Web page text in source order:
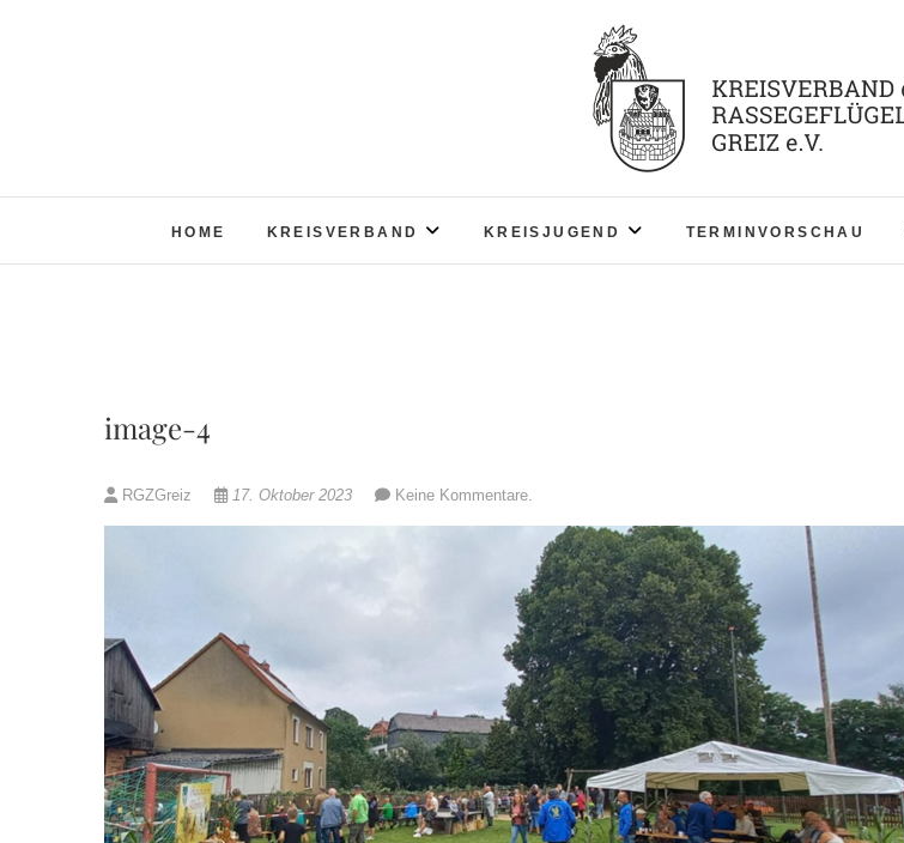
KV RGZ Greiz
HOME KREISVERBAND KREISJUGEND TERMINVORSCHAU
image-4
RGZGreiz 17. Oktober 2023 Keine Kommentare.